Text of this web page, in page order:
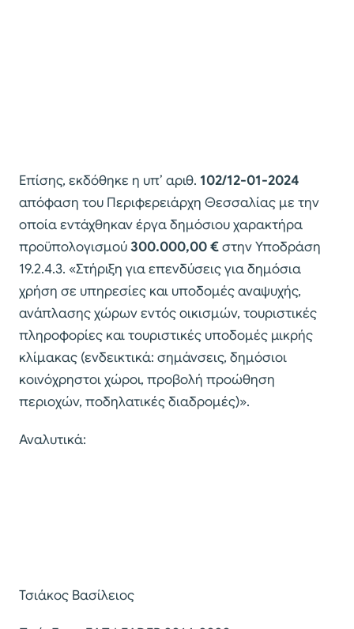
Επίσης, εκδόθηκε η υπ’ αριθ. 102/12-01-2024
απόφαση του Περιφερειάρχη Θεσσαλίας με την
οποία εντάχθηκαν έργα δημόσιου χαρακτήρα
προϋπολογισμού300.000,00 €στην Υποδράση
19.2.4.3. «Στήριξη για επενδύσεις για δημόσια
χρήση σε υπηρεσίες και υποδομές αναψυχής,
ανάπλασης χώρων εντός οικισμών, τουριστικές
πληροφορίες και τουριστικές υποδομές μικρής
κλίμακας (ενδεικτικά: σημάνσεις, δημόσιοι
κοινόχρηστοι χώροι, προβολή προώθηση
περιοχών, ποδηλατικές διαδρομές)».
Αναλυτικά:
Τσιάκος Βασίλειος